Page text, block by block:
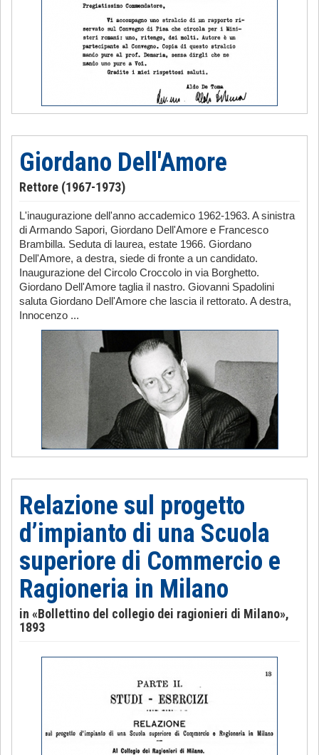
Giordano Dell'Amore
Rettore (1967-1973)
L'inaugurazione dell'anno accademico 1962-1963. A sinistra
di Armando Sapori, Giordano Dell'Amore e Francesco
Brambilla. Seduta di laurea, estate 1966. Giordano
Dell'Amore, a destra, siede di fronte a un candidato.
Inaugurazione del Circolo Croccolo in via Borghetto.
Giordano Dell'Amore taglia il nastro. Giovanni Spadolini
saluta Giordano Dell'Amore che lascia il rettorato. A destra,
Innocenzo ...
Relazione sul progetto
d’impianto di una Scuola
superiore di Commercio e
Ragioneria in Milano
in «Bollettino del collegio dei ragionieri di Milano»,
1893